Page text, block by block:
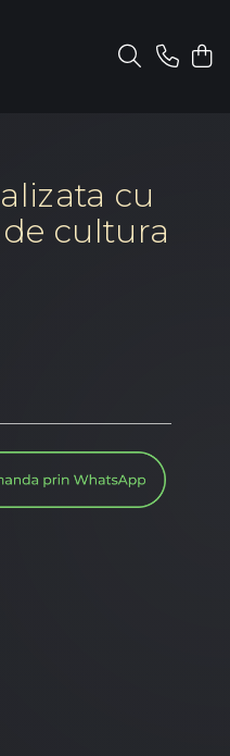
cu
cultura